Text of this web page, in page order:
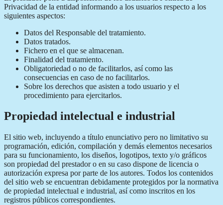
Privacidad de la entidad informando a los usuarios respecto a los
siguientes aspectos:
Datos del Responsable del tratamiento.
Datos tratados.
Fichero en el que se almacenan.
Finalidad del tratamiento.
Obligatoriedad o no de facilitarlos, así como las
consecuencias en caso de no facilitarlos.
Sobre los derechos que asisten a todo usuario y el
procedimiento para ejercitarlos.
Propiedad intelectual e industrial
El sitio web, incluyendo a título enunciativo pero no limitativo su
programación, edición, compilación y demás elementos necesarios
para su funcionamiento, los diseños, logotipos, texto y/o gráficos
son propiedad del prestador o en su caso dispone de licencia o
autorización expresa por parte de los autores. Todos los contenidos
del sitio web se encuentran debidamente protegidos por la normativa
de propiedad intelectual e industrial, así como inscritos en los
registros públicos correspondientes.